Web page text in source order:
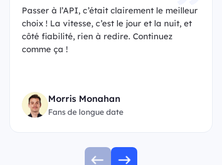
Passer à l’API, c’était clairement le meilleur
choix ! La vitesse, c’est le jour et la nuit, et
côté fiabilité, rien à redire. Continuez
comme ça !
Morris Monahan
Fans de longue date